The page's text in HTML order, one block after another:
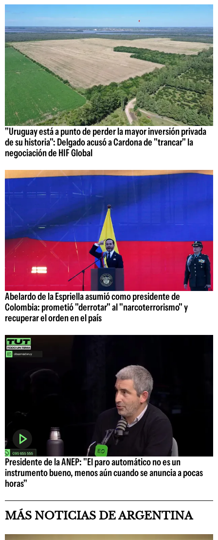
"Uruguay está a punto de perder la mayor inversión privada
de su historia": Delgado acusó a Cardona de "trancar" la
negociación de HIF Global
Abelardo de la Espriella asumió como presidente de
Colombia: prometió "derrotar" al "narcoterrorismo" y
recuperar el orden en el país
Presidente de la ANEP: "El paro automático no es un
instrumento bueno, menos aún cuando se anuncia a pocas
horas"
MÁS NOTICIAS DE ARGENTINA